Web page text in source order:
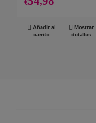
€
Añadir al
carrito
Mostrar
detalles